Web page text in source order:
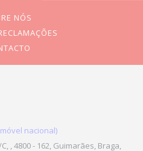
NÓS
nacional)
, 4800 - 162, Guimarães, Braga,